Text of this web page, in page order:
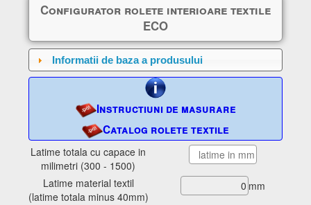
Configurator rolete interioare textile
ECO
Informatii de baza a produsului
Instructiuni de masurare
Catalog rolete textile
Latime totala cu capace in
milimetri (300 - 1500)
Latime material textil
(latime totala minus 40mm)
mm